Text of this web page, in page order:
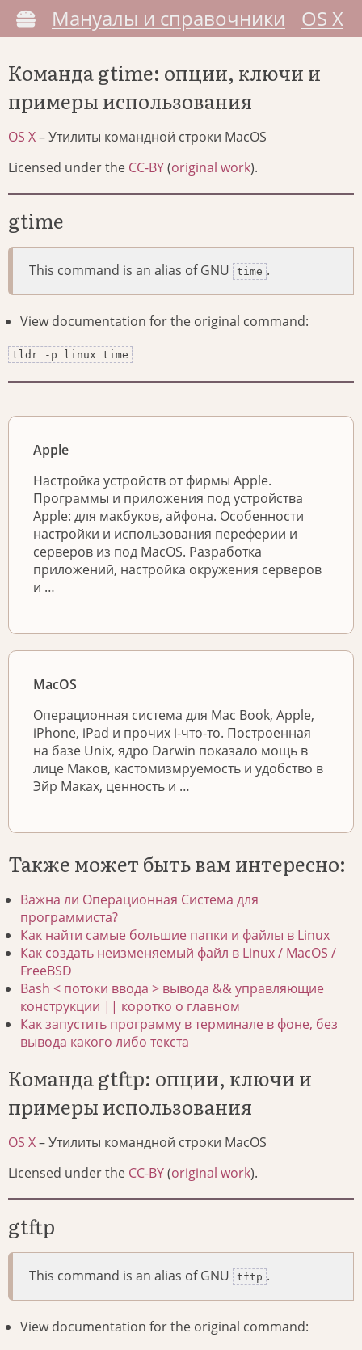
Мануалы и справочники OS X
Команда gtime: опции, ключи и
примеры использования
OS X– Утилиты командной строки MacOS
Licensed under the CC-BY(original work).
gtime
This command is an alias of GNU time .
View documentation for the original command:
tldr -p linux time
Apple
Настройка устройств от фирмы Apple.
Программы и приложения под устройства
Apple: для макбуков, айфона. Особенности
настройки и использования переферии и
серверов из под MacOS. Разработка
приложений, настройка окружения серверов
и …
MacOS
Операционная система для Mac Book, Apple,
iPhone, iPad и прочих i-что-то. Построенная
на базе Unix, ядро Darwin показало мощь в
лице Маков, кастомизмруемость и удобство в
Эйр Маках, ценность и …
Также может быть вам интересно:
Важна ли Операционная Система для
программиста?
Как найти самые большие папки и файлы в Linux
Как создать неизменяемый файл в Linux / MacOS /
FreeBSD
Bash < потоки ввода > вывода && управляющие
конструкции || коротко о главном
Как запустить программу в терминале в фоне, без
вывода какого либо текста
Команда gtftp: опции, ключи и
примеры использования
OS X– Утилиты командной строки MacOS
Licensed under the CC-BY(original work).
gtftp
This command is an alias of GNU tftp .
View documentation for the original command: